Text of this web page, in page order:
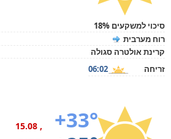
סיכוי למשקעים 18%
רוח מערבית
קרינת אולטרה סגולה
זריחה
06:02
+33°
, 15.08